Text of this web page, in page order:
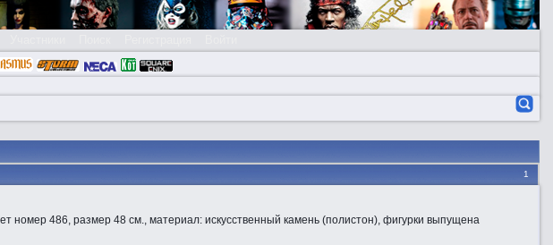
1
486, размер 48 см., материал: искусственный камень (полистон), фигурки выпущена